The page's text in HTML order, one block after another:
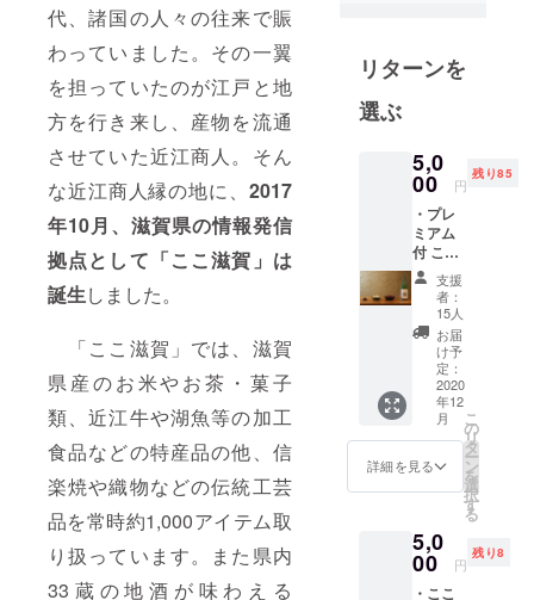
代、諸国の人々の往来で賑
わっていました。その一翼
を担っていたのが江戸と地
方を行き来し、産物を流通
させていた近江商人。そん
な近江商人縁の地に、 2017
年10月、滋賀県の情報発信
拠点として「ここ滋賀」は
誕生しました。
「ここ滋賀」では、滋賀
県産のお米やお茶・菓子
類、近江牛や湖魚等の加工
食品などの特産品の他、信
楽焼や織物などの伝統工芸
品を常時約1,000アイテム取
り扱っています。また県内
33蔵の地酒が味わえる
ここ滋賀か
り上げたい
で立ち上げ
たプロジェ
クトです！
リターンを
選ぶ
5,0
00 円
残り85
・プレ
ミアム
付 ここ
滋賀(お
買物
券)・滋
乃味(お
食事券)
共通券
『6,000
円分
（2,000
円×3
枚)』 ※
共通券
は12月8
12月15
日(火)の
間にご
自宅に
支援
者：
15人
お届
け予
定：
2020
年12
月
詳細を見る
こ
の
リ
タ
ー
ン
を
選
択
す
る
5,0
00 円
残り8
・ここ